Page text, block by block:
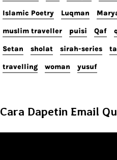
Islamic Poetry Luqman
muslim traveller puisi Qaf
Setan sholat sirah-series
travelling woman yusuf
Cara Dapetin Email